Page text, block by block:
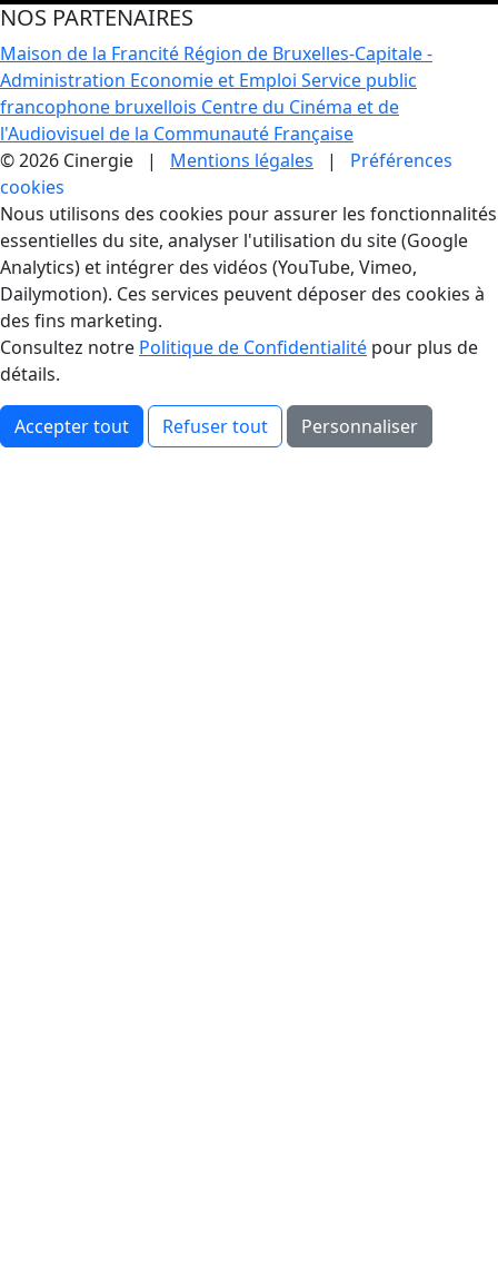
NOS PARTENAIRES
Maison de la Francité Région de Bruxelles-Capitale -
Administration Economie et Emploi Service public
francophone bruxellois Centre du Cinéma et de
l'Audiovisuel de la Communauté Française
© 2026 Cinergie | Mentions légales | Préférences
cookies
Gestion des Cookies
Nous utilisons des cookies pour assurer les fonctionnalités
essentielles du site, analyser l'utilisation du site (Google
Analytics) et intégrer des vidéos (YouTube, Vimeo,
Dailymotion). Ces services peuvent déposer des cookies à
des fins marketing.
Consultez notre Politique de Confidentialité pour plus de
détails.
Accepter tout Refuser tout Personnaliser